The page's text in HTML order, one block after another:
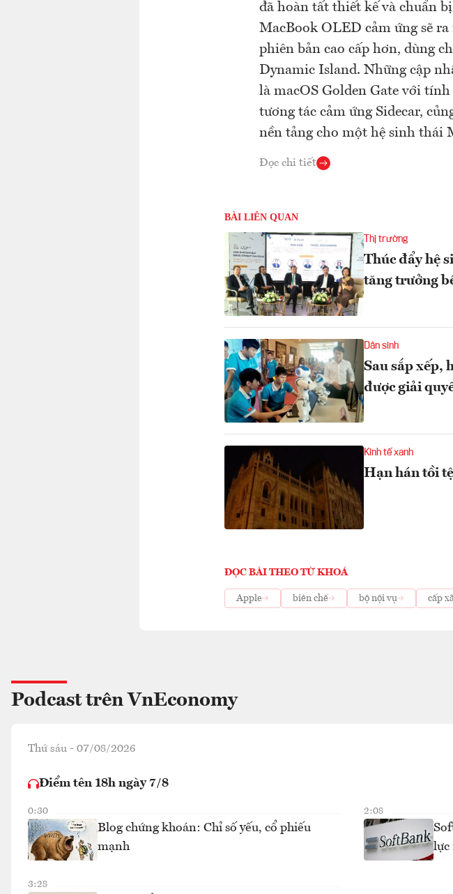
đã hoàn tất thiết kế và chuẩn
MacBook OLED cảm ứng sẽ
phiên bản cao cấp hơn, dùng
Dynamic Island. Những cập
là macOS Golden Gate với
tương tác cảm ứng Sidecar,
nền tảng cho một hệ sinh thái
Đọc chi tiết
BÀI LIÊN QUAN
Thị trường
Thúc đẩy hệ
tăng trưởng
Dân sinh
Sau sắp xếp,
được giải
Kinh tế xanh
Hạn hán tồi
ĐỌC BÀI THEO TỪ KHOÁ
Apple biên chế bộ nội vụ cấp
Podcast trên VnEconomy
Thứ sáu - 07/08/2026
Điểm tên 18h ngày 7/8
0:30
Blog chứng khoán: Chỉ số yếu, cổ phiếu
mạnh
2:08
lực
3:28